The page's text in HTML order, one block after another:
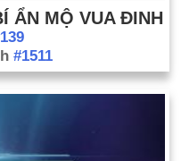
ẨN MỘ VUA ĐINH
#1511